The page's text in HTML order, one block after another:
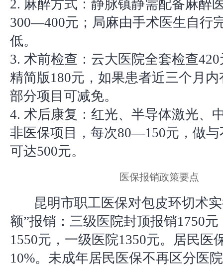
2. 麻醉方式：静脉镇静需配备麻醉
300—400元；局麻由手术医生自行
低。
3. 术前检查：云大医院全套检查
精简版180元，如果患者近三个月
部分项目可减免。
4. 术后康复：红光、半导体激光、
非医保项目，每次80—150元，做
可达500元。
医保报销政策要点
昆明市职工医保对包皮环切术
额”报销：三级医院封顶报销1750
1550元，一级医院1350元。居民医
10%。未成年居民医保不再区分医